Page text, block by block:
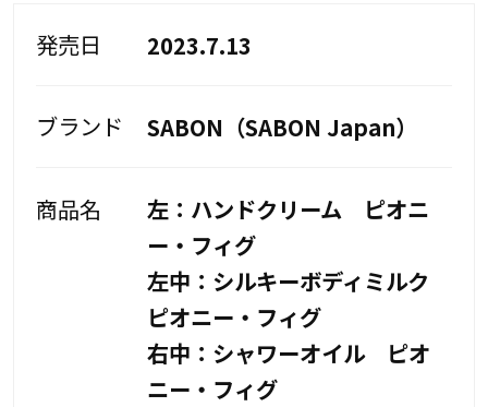
発売日 2023.7.13
ブランド SABON（SABON Japan）
商品名
左：ハンドクリーム ピオニ
ー・フィグ
左中：シルキーボディミルク
ピオニー・フィグ
右中：シャワーオイル ピオ
ニー・フィグ